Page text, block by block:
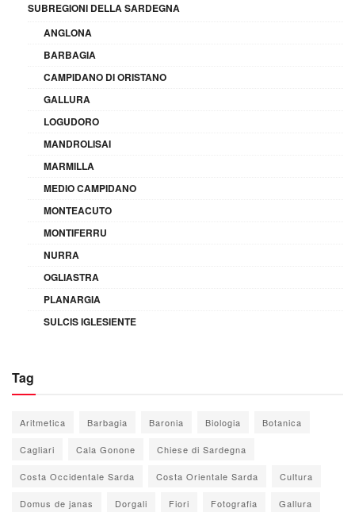
SUBREGIONI DELLA SARDEGNA
ANGLONA
BARBAGIA
CAMPIDANO DI ORISTANO
GALLURA
LOGUDORO
MANDROLISAI
MARMILLA
MEDIO CAMPIDANO
MONTEACUTO
MONTIFERRU
NURRA
OGLIASTRA
PLANARGIA
SULCIS IGLESIENTE
Tag
Aritmetica Barbagia Baronia Biologia Botanica
Cagliari Cala Gonone Chiese di Sardegna
Costa Occidentale Sarda Costa Orientale Sarda Cultura
Domus de janas Dorgali Fiori Fotografia Gallura